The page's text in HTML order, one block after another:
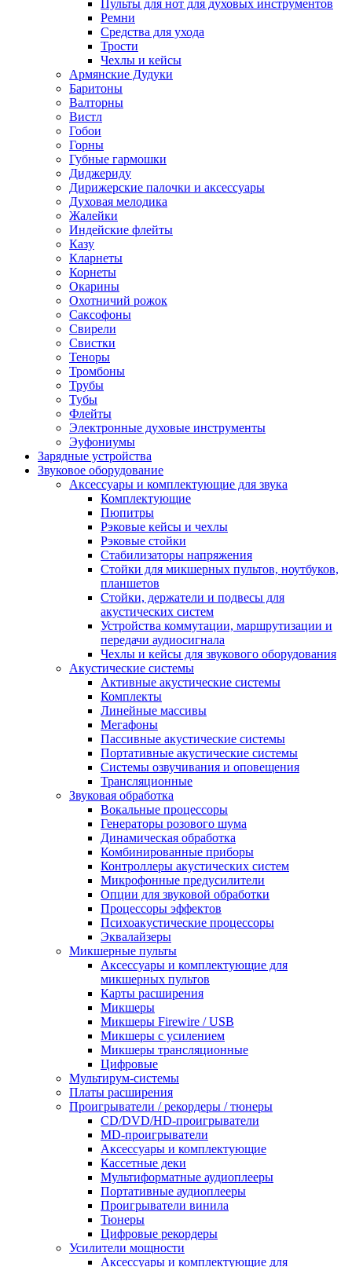
Пульты для нот для духовых инструментов
Ремни
Средства для ухода
Трости
Чехлы и кейсы
Армянские Дудуки
Баритоны
Валторны
Вистл
Гобои
Горны
Губные гармошки
Диджериду
Дирижерские палочки и аксессуары
Духовая мелодика
Жалейки
Индейские флейты
Казу
Кларнеты
Корнеты
Окарины
Охотничий рожок
Саксофоны
Свирели
Свистки
Теноры
Тромбоны
Трубы
Тубы
Флейты
Электронные духовые инструменты
Эуфониумы
Зарядные устройства
Звуковое оборудование
Аксессуары и комплектующие для звука
Комплектующие
Пюпитры
Рэковые кейсы и чехлы
Рэковые стойки
Стабилизаторы напряжения
Стойки для микшерных пультов, ноутбуков,
планшетов
Стойки, держатели и подвесы для
акустических систем
Устройства коммутации, маршрутизации и
передачи аудиосигнала
Чехлы и кейсы для звукового оборудования
Акустические системы
Активные акустические системы
Комплекты
Линейные массивы
Мегафоны
Пассивные акустические системы
Портативные акустические системы
Системы озвучивания и оповещения
Трансляционные
Звуковая обработка
Вокальные процессоры
Генераторы розового шума
Динамическая обработка
Комбинированные приборы
Контроллеры акустических систем
Микрофонные предусилители
Опции для звуковой обработки
Процессоры эффектов
Психоакустические процессоры
Эквалайзеры
Микшерные пульты
Аксессуары и комплектующие для
микшерных пультов
Карты расширения
Микшеры
Микшеры Firewire / USB
Микшеры с усилением
Микшеры трансляционные
Цифровые
Мультирум-системы
Платы расширения
Проигрыватели / рекордеры / тюнеры
CD/DVD/HD-проигрыватели
MD-проигрыватели
Аксессуары и комплектующие
Кассетные деки
Мультиформатные аудиоплееры
Портативные аудиоплееры
Проигрыватели винила
Тюнеры
Цифровые рекордеры
Усилители мощности
Аксессуары и комплектующие для